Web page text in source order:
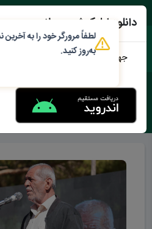
برچسب :
دانلود اپلیکیشن محلات من
جهت دانلود نرم افزار محلات من می
به‌روز کنید.